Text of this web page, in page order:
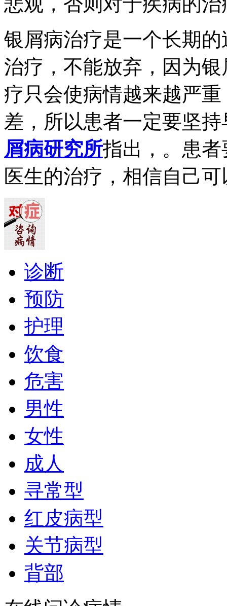
银屑病治疗是一个长期
治疗，不能放弃，因为
疗只会使病情越来越严
差，所以患者一定要坚
屑病研究所指出，。患
医生的治疗，相信自己
诊断
预防
护理
饮食
危害
男性
女性
成人
寻常型
红皮病型
关节病型
背部